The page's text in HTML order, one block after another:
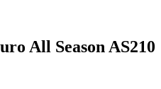
All Season AS210